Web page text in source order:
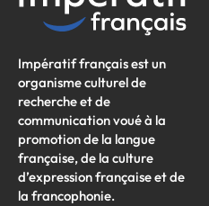
Impératif français est un
organisme culturel de
recherche et de
communication voué à la
promotion de la langue
française, de la culture
d’expression française et de
la francophonie.